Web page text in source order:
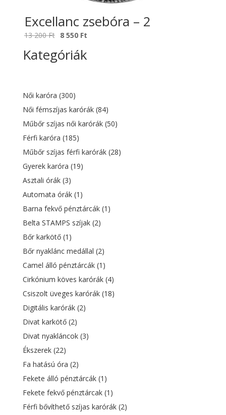
Excellanc zsebóra – 2
13 200Ft Original
was:
8 550 Ft
Kategóriák
Női karóra (300)
Női fémszíjas karórák (84)
Műbőr szíjas női karórák (50)
Férfi karóra (185)
Műbőr szíjas férfi karórák (28)
Gyerek karóra (19)
Asztali órák (3)
Automata órák (1)
Barna fekvő pénztárcák (1)
Belta STAMPS szíjak (2)
Bőr karkötő (1)
Bőr nyaklánc medállal (2)
Camel álló pénztárcák (1)
Cirkónium köves karórák (4)
Csiszolt üveges karórák (18)
Digitális karórák (2)
Divat karkötő (2)
Divat nyakláncok (3)
Ékszerek (22)
Fa hatású óra (2)
Fekete álló pénztárcák (1)
Fekete fekvő pénztárcak (1)
Férfi bővíthető szíjas karórák (2)